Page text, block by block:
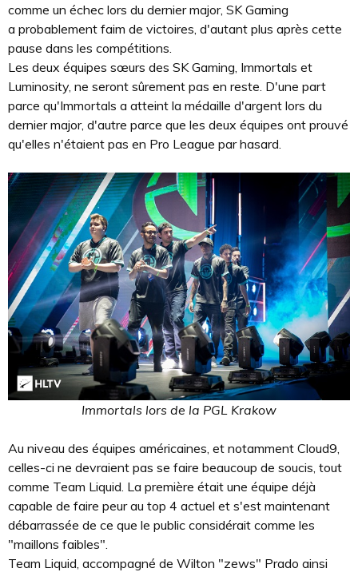
comme un échec lors du dernier major, SK Gaming
a probablement faim de victoires, d'autant plus après cette
pause dans les compétitions.
Les deux équipes sœurs des SK Gaming, Immortals et
Luminosity, ne seront sûrement pas en reste. D'une part
parce qu'Immortals a atteint la médaille d'argent lors du
dernier major, d'autre parce que les deux équipes ont prouvé
qu'elles n'étaient pas en Pro League par hasard.
Immortals lors de la PGL Krakow
Au niveau des équipes américaines, et notamment Cloud9,
celles-ci ne devraient pas se faire beaucoup de soucis, tout
comme Team Liquid. La première était une équipe déjà
capable de faire peur au top 4 actuel et s'est maintenant
débarrassée de ce que le public considérait comme les
"maillons faibles".
Team Liquid, accompagné de Wilton "zews" Prado ainsi